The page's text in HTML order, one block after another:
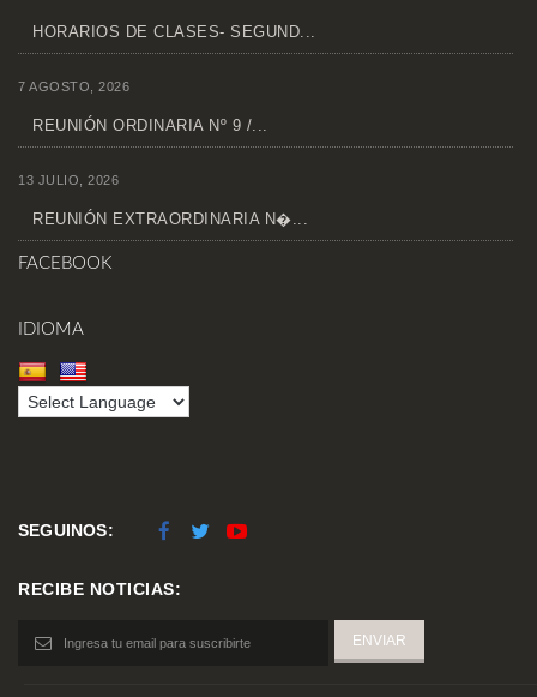
HORARIOS DE CLASES- SEGUND...
7 AGOSTO, 2026
REUNIÓN ORDINARIA Nº 9 /...
13 JULIO, 2026
REUNIÓN EXTRAORDINARIA N�...
FACEBOOK
IDIOMA
SEGUINOS:
RECIBE NOTICIAS: